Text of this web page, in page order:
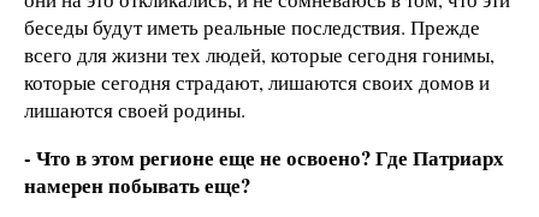
беседы будут иметь реальные последствия. Прежде
всего для жизни тех людей, которые сегодня гонимы,
которые сегодня страдают, лишаются своих домов и
лишаются своей родины.
- Что в этом регионе еще не освоено? Где Патриарх
намерен побывать еще?